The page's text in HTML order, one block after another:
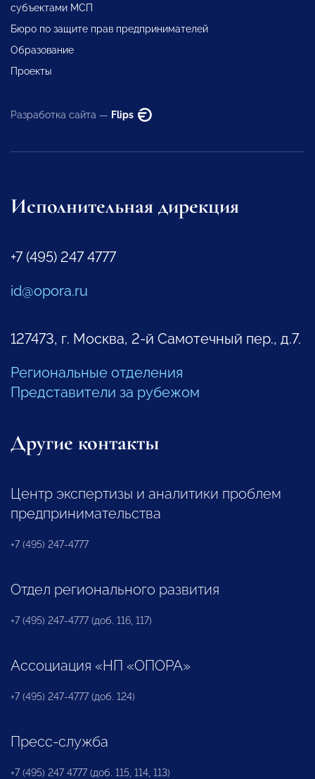
субъектами МСП
Бюро по защите прав предпринимателей
Образование
Проекты
Разработка сайта — Flips
Исполнительная дирекция
+7 (495) 247 4777
id@opora.ru
127473, г. Москва, 2-й Самотечный пер., д.7.
Региональные отделения
Представители за рубежом
Другие контакты
Центр экспертизы и аналитики проблем
предпринимательства
+7 (495) 247-4777
Отдел регионального развития
+7 (495) 247-4777 (доб. 116, 117)
Ассоциация «НП «ОПОРА»
+7 (495) 247-4777 (доб. 124)
Пресс-служба
+7 (495) 247 4777 (доб. 115, 114, 113)